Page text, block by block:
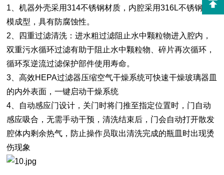
1、机器外壳采用314不锈钢材质，内腔采用316L不锈钢压
模成型，具有防腐蚀性。
2、四重过滤清洗：进水粗过滤阻止水中颗粒物进入腔内，
双重污水循环过滤有助于阻止水中颗粒物、碎片再次循环，
循环泵逆流过滤保护部件使用寿命。
3、高效HEPA过滤器压缩空气干燥系统可快速干燥玻璃器皿
的内外表面，一键启动干燥系统
4、自动感应门设计，关门时将门推至指定位置时，门自动
感应吸合，无需手动干预，清洗结束后，门会自动打开散发
腔体内剩余热气，防止操作员取出清洗完成的瓶皿时出现烫
伤现象